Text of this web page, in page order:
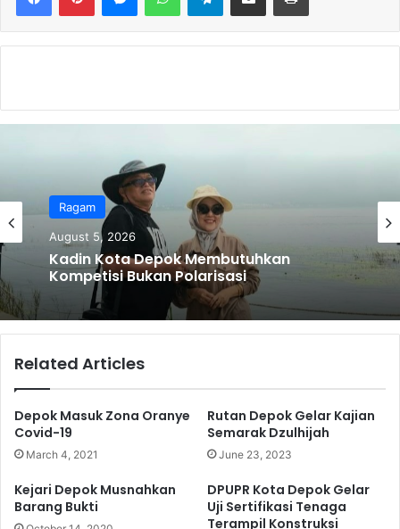
b
o
k
Ragam
August 5, 2026
Kadin Kota Depok Membutuhkan
Kompetisi Bukan Polarisasi
Related Articles
Depok Masuk Zona Oranye
Covid-19
March 4, 2021
Rutan Depok Gelar Kajian
Semarak Dzulhijah
June 23, 2023
Kejari Depok Musnahkan
Barang Bukti
DPUPR Kota Depok Gelar
Uji Sertifikasi Tenaga
Terampil Konstruksi